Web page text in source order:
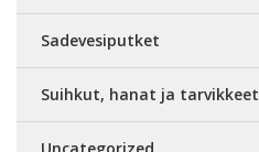
Sadevesiputket
Suihkut, hanat ja tarvikkeet